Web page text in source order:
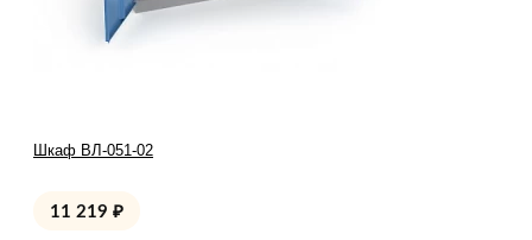
Шкаф ВЛ-051-02
11 219 ₽